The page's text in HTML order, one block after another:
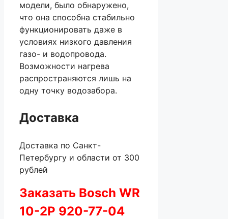
модели, было обнаружено,
что она способна стабильно
функционировать даже в
условиях низкого давления
газо- и водопровода.
Возможности нагрева
распространяются лишь на
одну точку водозабора.
Доставка
Доставка по Санкт-
Петербургу и области от 300
рублей
Заказать Bosch WR
10-2P 920-77-04